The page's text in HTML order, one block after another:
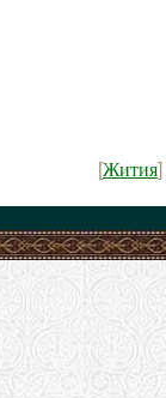
[Жития